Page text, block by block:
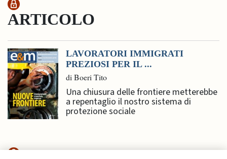
ARTICOLO
LAVORATORI IMMIGRATI
PREZIOSI PER IL ...
di Boeri Tito
Una chiusura delle frontiere metterebbe
a repentaglio il nostro sistema di
protezione sociale